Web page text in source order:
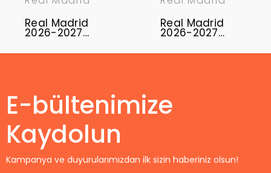
Real Madrid
2026-2027
RMD-03
Real Madrid
2026-2027
RMD-04
E-bültenimize
Kaydolun
Kampanya ve duyurularımızdan ilk sizin haberiniz olsun!